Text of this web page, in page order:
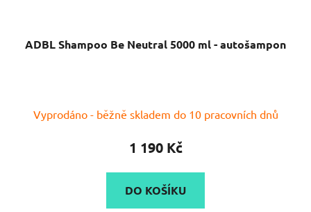
ADBL Shampoo Be Neutral 5000 ml - autošampon
Vyprodáno - běžně skladem do 10 pracovních dnů
1 190 Kč
DO KOŠÍKU